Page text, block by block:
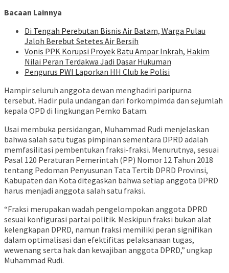
Bacaan Lainnya
Di Tengah Perebutan Bisnis Air Batam, Warga Pulau
Jaloh Berebut Setetes Air Bersih
Vonis PPK Korupsi Proyek Batu Ampar Inkrah, Hakim
Nilai Peran Terdakwa Jadi Dasar Hukuman
Pengurus PWI Laporkan HH Club ke Polisi
Hampir seluruh anggota dewan menghadiri paripurna
tersebut. Hadir pula undangan dari forkompimda dan sejumlah
kepala OPD di lingkungan Pemko Batam.
Usai membuka persidangan, Muhammad Rudi menjelaskan
bahwa salah satu tugas pimpinan sementara DPRD adalah
memfasilitasi pembentukan fraksi-fraksi. Menurutnya, sesuai
Pasal 120 Peraturan Pemerintah (PP) Nomor 12 Tahun 2018
tentang Pedoman Penyusunan Tata Tertib DPRD Provinsi,
Kabupaten dan Kota ditegaskan bahwa setiap anggota DPRD
harus menjadi anggota salah satu fraksi.
“Fraksi merupakan wadah pengelompokan anggota DPRD
sesuai konfigurasi partai politik. Meskipun fraksi bukan alat
kelengkapan DPRD, namun fraksi memiliki peran signifikan
dalam optimalisasi dan efektifitas pelaksanaan tugas,
wewenang serta hak dan kewajiban anggota DPRD,” ungkap
Muhammad Rudi.